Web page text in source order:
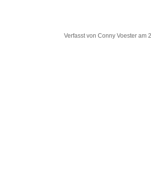
Verfasst von Conny Voester am